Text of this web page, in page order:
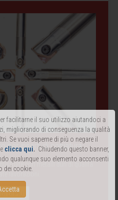
facilitarne il suo utilizzo aiutandoci a
migliorando di conseguenza la qualità
Se vuoi saperne di più o negare il
clicca qui. Chiudendo questo banner,
qualunque suo elemento acconsenti
dei cookie.
per inserti di copiatura
con metalli duri di qualità
DI PIÙ